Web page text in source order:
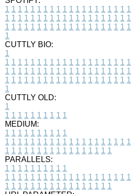
1 1 1 1 1 1 1 1 1 1 1 1 1 1 1 1 1 1 1 1
1 1 1 1 1 1 1 1 1 1 1 1 1 1 1 1 1 1 1 1
1 1 1 1 1 1 1 1 1 1 1 1 1 1 1 1 1 1 1 1
1
CUTTLY BIO:
1
1 1 1 1 1 1 1 1 1 1 1 1 1 1 1 1 1 1 1 1
1 1 1 1 1 1 1 1 1 1 1 1 1 1 1 1 1 1 1 1
1 1 1 1 1 1 1 1 1 1 1 1 1 1 1 1 1 1 1 1
1
CUTTLY OLD:
1
1 1 1 1 1 1 1 1 1 1
MEDIUM:
1 1 1 1 1 1 1 1 1 1
1 1 1 1 1 1 1 1 1 1 1 1 1 1 1 1 1 1 1 1
1 1 1 1 1 1 1 1 1 1 1 1 1 1 1 1 1
PARALLELS:
1 1 1 1 1 1 1 1 1 1
1 1 1 1 1 1 1 1 1 1 1 1 1 1 1 1 1 1 1 1
1 1 1 1 1 1 1 1 1 1 1 1 1 1 1 1 1